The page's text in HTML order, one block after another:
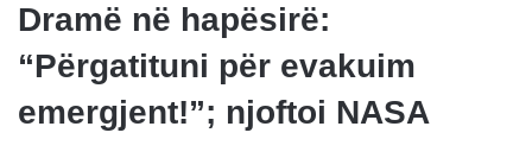
Dramë në hapësirë:
“Përgatituni për evakuim
emergjent!”; njoftoi NASA